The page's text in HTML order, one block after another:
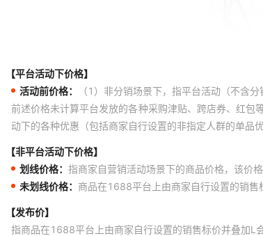
【平台活动下价格】
活动前价格：
（1）非分销场景下，指平台活动（不含
前述价格未计算平台发放的各种采购津贴、跨店券、红
动下的各种优惠（包括商家自行设置的非指定人群的单品
【非平台活动下价格】
划线价格： 指商家自营销活动场景下的商品价格，该价
未划线价格： 商品在1688平台上由商家自行设置的销售
【发布价】
指商品在1688平台上由商家自行设置的销售标价并叠加L